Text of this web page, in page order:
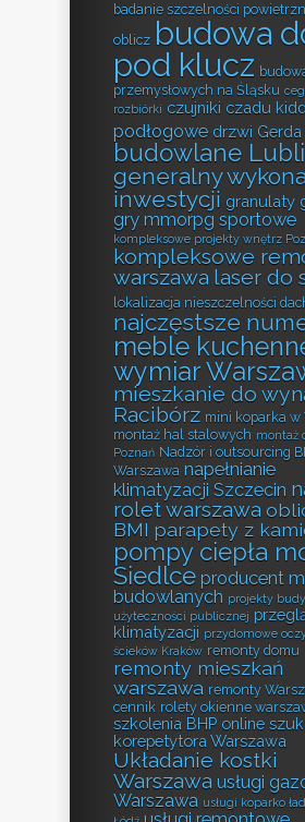
badanie szczelności
oblicz budowa
pod klucz
przemysłowych na Śląsku
rozbiórki czujniki czadu
podłogowe drzwi Gerda
budowlane
generalny
inwestycji granulaty
gry mmorpg sportowe
kompleksowe projekty wnętrz
kompleksowe
warszawa laser do
lokalizacja nieszczelności
najczęstsze
meble
wymiar
mieszkanie do
Racibórz mini koparka w
montaż hal stalowych montaż
Poznań Nadzór i outsourcing
Warszawa napełnianie
klimatyzacji Szczecin
rolet warszawa
BMI parapety z
pompy ciepła
Siedlce producent
budowlanych projekty
użyteczności publicznej
klimatyzacji przydomowe
ścieków Kraków remonty domu
remonty mieszkań
warszawa remonty
cennik rolety okienne
szkolenia BHP online
korepetytora Warszawa
Układanie kostki
Warszawa usługi
Warszawa usługi koparko